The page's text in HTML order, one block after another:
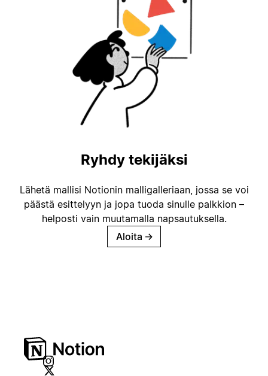
Ryhdy tekijäksi
Lähetä mallisi Notionin malligalleriaan, jossa se voi
päästä esittelyyn ja jopa tuoda sinulle palkkion –
helposti vain muutamalla napsautuksella.
Aloita →